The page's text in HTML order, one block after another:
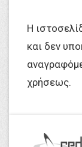
Η
και δεν
χρήσεως.